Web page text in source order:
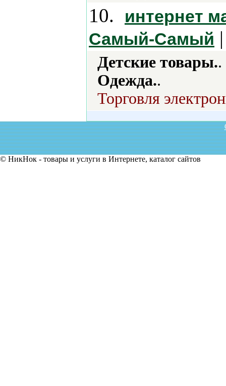
10.
интернет
Самый-Самый
Детские товары..
Одежда..
Торговля
© НикНок - товары и услуги в Интернете, каталог сайтов